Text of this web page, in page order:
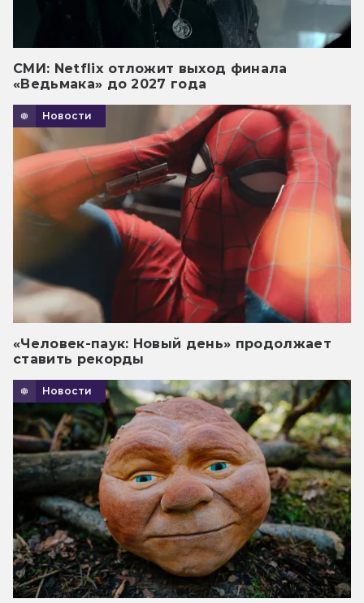
СМИ: Netflix отложит выход финала
«Ведьмака» до 2027 года
Новости
«Человек-паук: Новый день» продолжает
ставить рекорды
Новости